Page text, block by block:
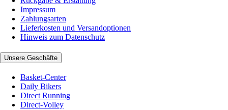
Impressum
Zahlungsarten
Lieferkosten und Versandoptionen
Hinweis zum Datenschutz
Unsere Geschäfte
Basket-Center
Daily Bikers
Direct Running
Direct-Volley